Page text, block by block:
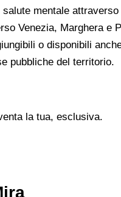
mentale
Venezia, Marghera e
o disponibili
pubbliche del territorio.
la tua, esclusiva.